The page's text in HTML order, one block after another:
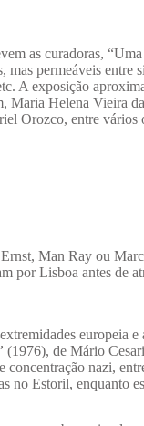
as curadoras,
permeáveis entre
A exposição
Helena Vieira
Orozco, entre vários
Man Ray ou
por Lisboa antes de
europeia
(1976), de Mário
nazi,
no Estoril, enquanto